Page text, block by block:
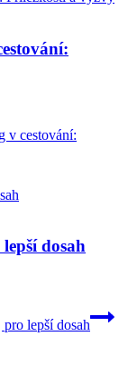
v cestování:
dosah
lepší dosah